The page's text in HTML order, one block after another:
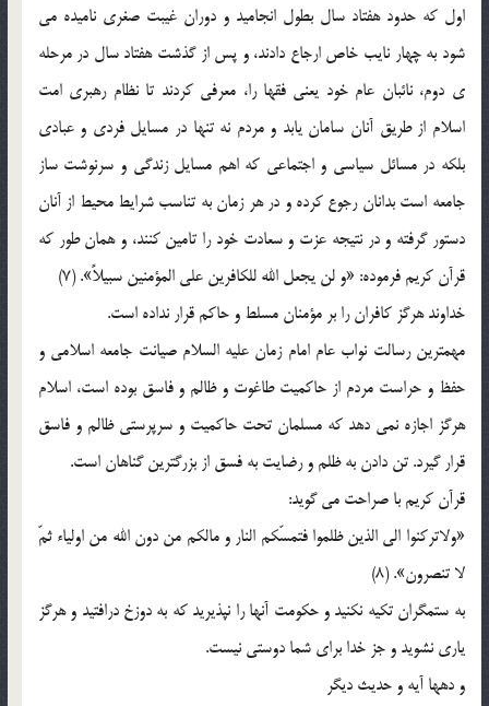
اول كه حدود هفتاد سال بطول انجاميد و دوران غيبت صغري ناميده مي
شود به چهار نايب خاص ارجاع دادند، و پس از گذشت هفتاد سال در مرحله
ي دوم، نائبان عام خود يعني فقها را، معرفي كردند تا نظام رهبري امت
اسلام از طريق آنان سامان يابد و مردم نه تنها در مسايل فردي و عبادي
بلكه در مسائل سياسي و اجتماعي كه اهم مسايل زندگي و سرنوشت ساز
جامعه است بدانان رجوع كرده و در هر زمان به تناسب شرايط محيط از آنان
دستور گرفته و در نتيجه عزت و سعادت خود را تامين كنند، و همان طور كه
قرآن كريم فرموده: «و لن يجعل الله للكافرين علي المؤمنين سبيلاً». (7)
خداوند هرگز كافران را بر مؤمنان مسلط و حاكم قرار نداده است.
مهمترين رسالت نواب عام امام زمان عليه السلام صيانت جامعه اسلامي و
حفظ و حراست مردم از حاكميت طاغوت و ظالم و فاسق بوده است، اسلام
هرگز اجازه نمي دهد كه مسلمان تحت حاكميت و سرپرستي ظالم و فاسق
قرار گيرد. تن دادن به ظلم و رضايت به فسق از بزرگترين گناهان است.
قرآن كريم با صراحت مي گويد:
«ولاتركنوا الي الذين ظلموا فتمسّكم النار و مالكم من دون الله من اولياء ثمّ
لا تنصرون». (8)
به ستمگران تكيه نكنيد و حكومت آنها را نپذيريد كه به دوزخ درافتيد و هرگز
ياري نشويد و جز خدا براي شما دوستي نيست.
و دهها آيه و حديث ديگر